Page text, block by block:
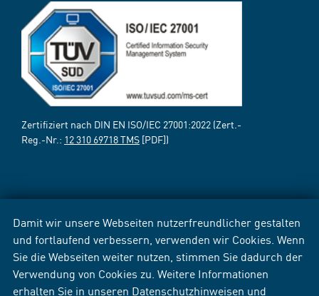
Damit wir unsere Webseiten nutzerfreundlicher gestalten
und fortlaufend verbessern, verwenden wir Cookies. Wenn
Sie die Webseiten weiter nutzen, stimmen Sie dadurch der
Verwendung von Cookies zu. Weitere Informationen
erhalten Sie in unseren Datenschutzhinweisen und
Zertifiziert nach DIN EN ISO/IEC 27001:2022 (Zert.-
Reg.-Nr.: 12 310 69718 TMS [PDF])